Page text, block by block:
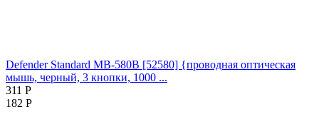
Defender Standard MB-580B [52580] {проводная оптическая
мышь, черный, 3 кнопки, 1000 ...
311 Р
182 Р